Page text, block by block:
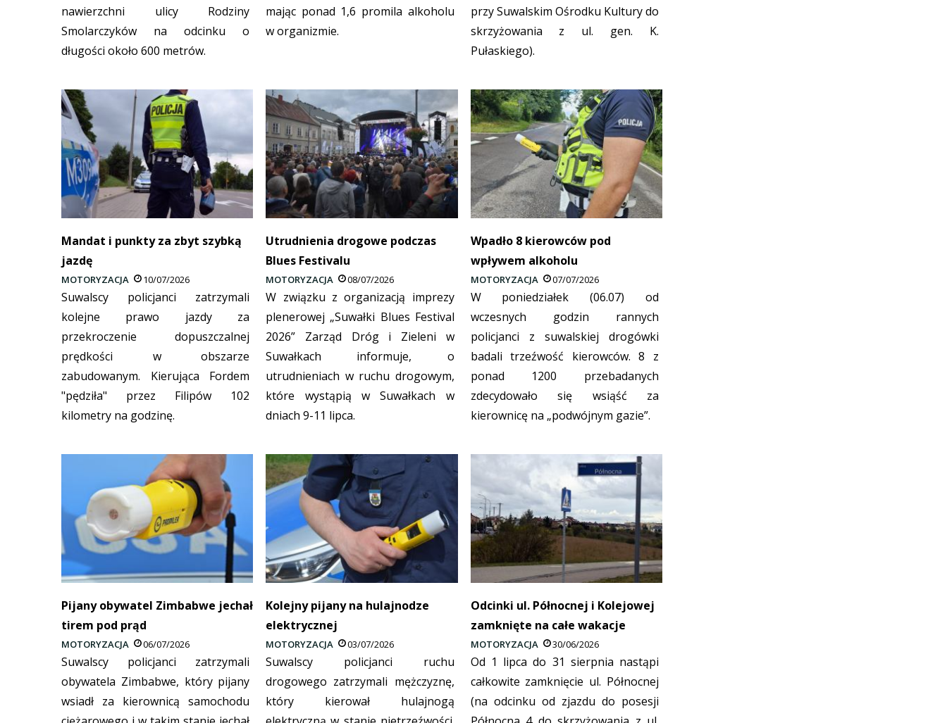
nawierzchni ulicy Rodziny
Smolarczyków na odcinku o
długości około 600 metrów.
mając ponad 1,6 promila alkoholu
w organizmie.
przy Suwalskim Ośrodku Kultury do
skrzyżowania z ul. gen. K.
Pułaskiego).
Mandat i punkty za zbyt szybką
jazdę
MOTORYZACJA 10/07/2026
Suwalscy policjanci zatrzymali
kolejne prawo jazdy za
przekroczenie dopuszczalnej
prędkości w obszarze
zabudowanym. Kierująca Fordem
"pędziła" przez Filipów 102
kilometry na godzinę.
Utrudnienia drogowe podczas
Blues Festivalu
MOTORYZACJA 08/07/2026
W związku z organizacją imprezy
plenerowej „Suwałki Blues Festival
2026” Zarząd Dróg i Zieleni w
Suwałkach informuje, o
utrudnieniach w ruchu drogowym,
które wystąpią w Suwałkach w
dniach 9-11 lipca.
Wpadło 8 kierowców pod
wpływem alkoholu
MOTORYZACJA 07/07/2026
W poniedziałek (06.07) od
wczesnych godzin rannych
policjanci z suwalskiej drogówki
badali trzeźwość kierowców. 8 z
ponad 1200 przebadanych
zdecydowało się wsiąść za
kierownicę na „podwójnym gazie”.
Pijany obywatel Zimbabwe jechał
tirem pod prąd
MOTORYZACJA 06/07/2026
Suwalscy policjanci zatrzymali
obywatela Zimbabwe, który pijany
wsiadł za kierownicą samochodu
Kolejny pijany na hulajnodze
elektrycznej
MOTORYZACJA 03/07/2026
Suwalscy policjanci ruchu
drogowego zatrzymali mężczyznę,
który kierował hulajnogą
Odcinki ul. Północnej i Kolejowej
zamknięte na całe wakacje
MOTORYZACJA 30/06/2026
Od 1 lipca do 31 sierpnia nastąpi
całkowite zamknięcie ul. Północnej
(na odcinku od zjazdu do posesji